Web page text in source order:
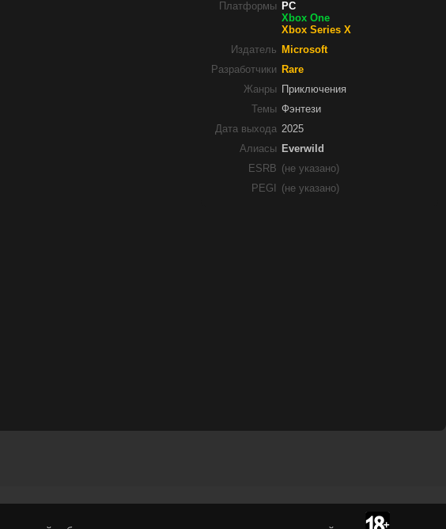
Платформы PC
Xbox One
Xbox Series X
Издатель
Microsoft
Разработчики
Rare
Жанры
Приключения
Темы Фэнтези
Дата выхода 2025
Алиасы Everwild
ESRB (не указано)
PEGI
(не указано)